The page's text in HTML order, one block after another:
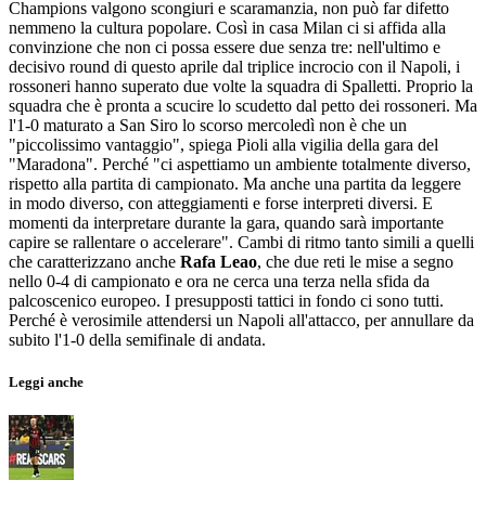
Champions valgono scongiuri e scaramanzia, non può far difetto
nemmeno la cultura popolare. Così in casa Milan ci si affida alla
convinzione che non ci possa essere due senza tre: nell'ultimo e
decisivo round di questo aprile dal triplice incrocio con il Napoli, i
rossoneri hanno superato due volte la squadra di Spalletti. Proprio la
squadra che è pronta a scucire lo scudetto dal petto dei rossoneri. Ma
l'1-0 maturato a San Siro lo scorso mercoledì non è che un
"piccolissimo vantaggio", spiega Pioli alla vigilia della gara del
"Maradona". Perché "ci aspettiamo un ambiente totalmente diverso,
rispetto alla partita di campionato. Ma anche una partita da leggere
in modo diverso, con atteggiamenti e forse interpreti diversi. E
momenti da interpretare durante la gara, quando sarà importante
capire se rallentare o accelerare". Cambi di ritmo tanto simili a quelli
che caratterizzano anche Rafa Leao, che due reti le mise a segno
nello 0-4 di campionato e ora ne cerca una terza nella sfida da
palcoscenico europeo. I presupposti tattici in fondo ci sono tutti.
Perché è verosimile attendersi un Napoli all'attacco, per annullare da
subito l'1-0 della semifinale di andata.
Leggi anche